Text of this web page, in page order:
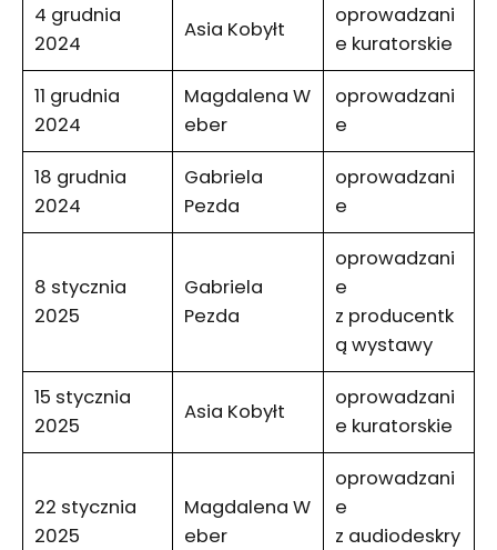
4 grudnia
2024
Asia Kobyłt
oprowadzani
e kuratorskie
11 grudnia
2024
Magdalena W
eber
oprowadzani
e
18 grudnia
2024
Gabriela
Pezda
oprowadzani
e
8 stycznia
2025
Gabriela
Pezda
oprowadzani
e
z producentk
ą wystawy
15 stycznia
2025
Asia Kobyłt
oprowadzani
e kuratorskie
22 stycznia
2025
Magdalena W
eber
oprowadzani
e
z audiodeskry